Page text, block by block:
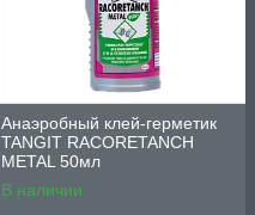
Анаэробный клей-герметик
TANGIT RACORETANCH
METAL 50мл
В наличии